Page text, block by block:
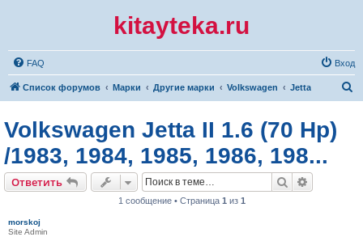
kitayteka.ru
FAQ Вход
Список форумов Марки Другие марки Volkswagen Jetta
Volkswagen Jetta II 1.6 (70 Hp)
/1983, 1984, 1985, 1986, 198...
Ответить Поиск
1 сообщение • Страница 1 из 1
morskoj
Site Admin